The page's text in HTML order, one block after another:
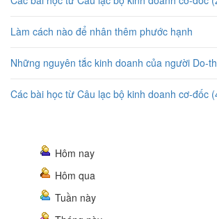
Làm cách nào để nhân thêm phước hạnh
Những nguyên tắc kinh doanh của người Do-
Các bài học từ Câu lạc bộ kinh doanh cơ-đốc
Hôm nay
Hôm qua
Tuần này